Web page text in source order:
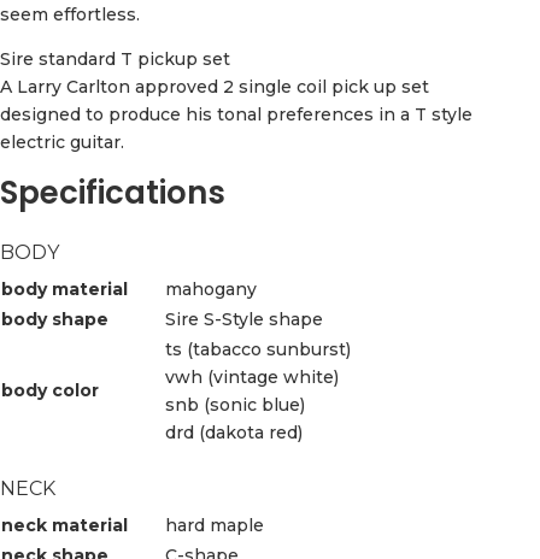
seem effortless.
Sire standard T pickup set
A Larry Carlton approved 2 single coil pick up set
designed to produce his tonal preferences in a T style
electric guitar.
Specifications
BODY
body material
mahogany
body shape
Sire S-Style shape
body color
ts (tabacco sunburst)
vwh (vintage white)
snb (sonic blue)
drd (dakota red)
NECK
neck material
hard maple